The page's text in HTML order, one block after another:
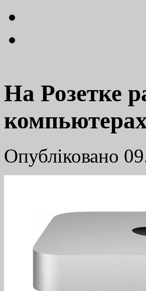
На Розетке
Опубліковано